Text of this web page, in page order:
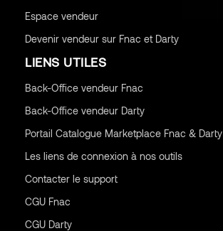
Espace vendeur
Devenir vendeur sur Fnac et Darty
LIENS UTILES
Back-Office vendeur Fnac
Back-Office vendeur Darty
Portail Catalogue Marketplace Fnac & Darty
Les liens de connexion à nos outils
Contacter le support
CGUFnac
CGUDarty